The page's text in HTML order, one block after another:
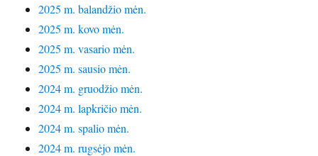
2025 m. balandžio mėn.
2025 m. kovo mėn.
2025 m. vasario mėn.
2025 m. sausio mėn.
2024 m. gruodžio mėn.
2024 m. lapkričio mėn.
2024 m. spalio mėn.
2024 m. rugsėjo mėn.